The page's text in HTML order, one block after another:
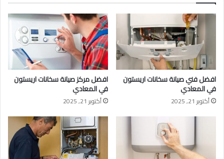
افضل فني صيانة سخانات اريستون
في المعادي
أكتوبر 21, 2025
افضل مركز صيانة سخانات اريستون
في المعادي
أكتوبر 21, 2025